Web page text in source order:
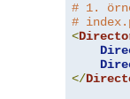
# 1.
#
<
</